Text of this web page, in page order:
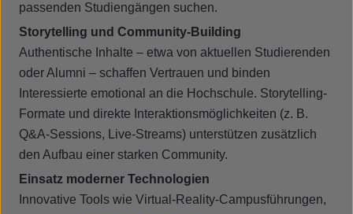
passenden Studiengängen suchen.
Storytelling und Community-Building
Authentische Inhalte – etwa von aktuellen Studierenden
oder Alumni – schaffen Vertrauen und binden
Interessierte emotional an die Hochschule. Storytelling-
Formate und direkte Interaktionsmöglichkeiten (z. B.
Q&A-Sessions, Live-Streams) unterstützen zusätzlich
den Aufbau einer starken Community.
Einsatz moderner Technologien
Innovative Tools wie Virtual-Reality-Campusführungen,